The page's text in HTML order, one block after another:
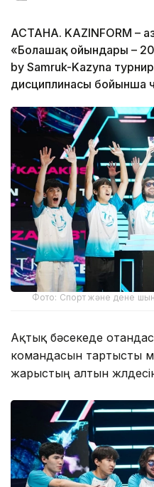
АСТАНА. KAZINFORM –
«Болашақ ойындары –
by Samruk-Kazyna
дисциплинасы бойынша
Фото: Спорт және дене
Ақтық бәсекеде
командасын тартысты
жарыстың алтын